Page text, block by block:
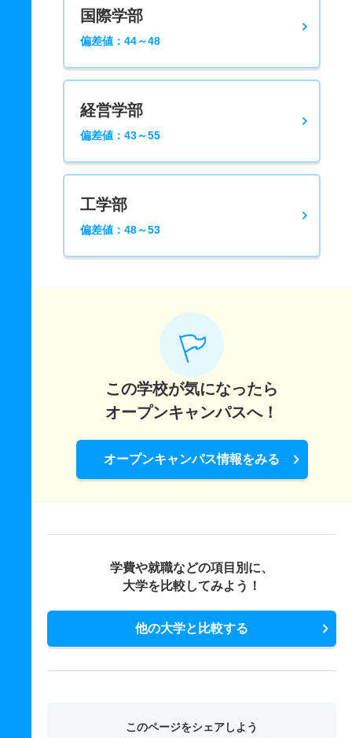
国際学部
偏差値：44～48
経営学部
偏差値：43～55
工学部
偏差値：48～53
この学校が気になったら
オープンキャンパスへ！
オープンキャンパス情報をみる
学費や就職などの項目別に、
大学を比較してみよう！
他の大学と比較する
このページをシェアしよう